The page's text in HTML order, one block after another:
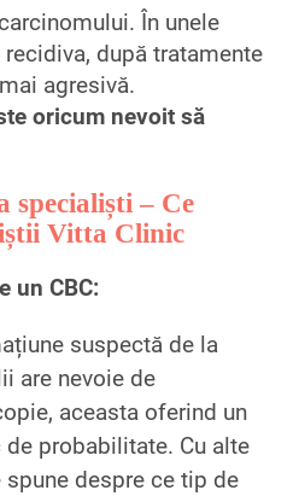
În unele
după tratamente
agresivă.
oricum nevoit să
specialiști – Ce
Vitta Clinic
un CBC:
suspectă de la
are nevoie de
aceasta oferind un
probabilitate. Cu alte
spune despre ce tip de